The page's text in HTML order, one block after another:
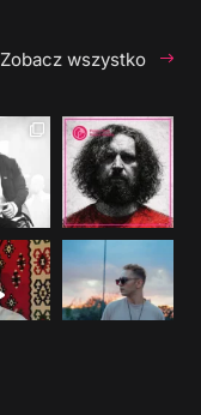
Zobacz wszystko